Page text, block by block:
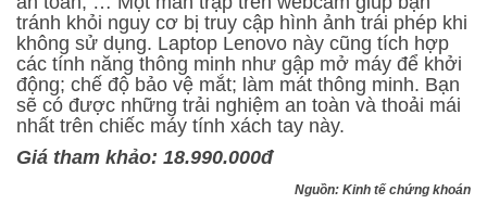
tránh khỏi nguy cơ bị truy cập hình ảnh trái phép khi
không sử dụng. Laptop Lenovo này cũng tích hợp
các tính năng thông minh như gập mở máy để khởi
động; chế độ bảo vệ mắt; làm mát thông minh. Bạn
sẽ có được những trải nghiệm an toàn và thoải mái
nhất trên chiếc máy tính xách tay này.
Giá tham khảo: 18.990.000đ
Nguồn: Kinh tế chứng khoán